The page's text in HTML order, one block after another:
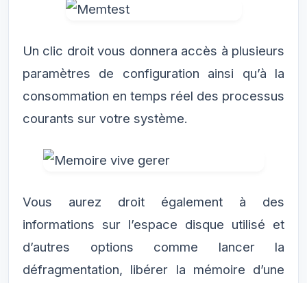
Un clic droit vous donnera accès à plusieurs
paramètres de configuration ainsi qu’à la
consommation en temps réel des processus
courants sur votre système.
Vous aurez droit également à des
informations sur l’espace disque utilisé et
d’autres options comme lancer la
défragmentation, libérer la mémoire d’une